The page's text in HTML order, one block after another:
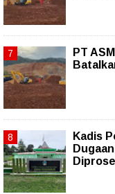
PT
Kadis